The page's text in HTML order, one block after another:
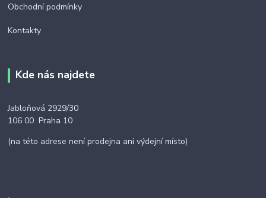
Obchodní podmínky
Kontakty
Kde nás najdete
Jabloňová 2929/30
106 00 Praha 10
(na této adrese není prodejna ani výdejní místo)